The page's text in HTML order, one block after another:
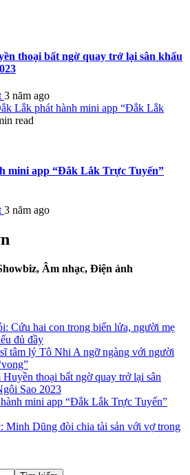
thoại bất ngờ quay trở lại sân khấu
3 năm ago
Lắk phát hành mini app “Đắk Lắk
read
mini app “Đắk Lắk Trực Tuyến”
3 năm ago
Âm nhạc, Điện ảnh
Cứu hai con trong biển lửa, người mẹ
đủ đầy
tâm lý Tô Nhi A ngỡ ngàng với người
thoại bất ngờ quay trở lại sân
Sao 2023
mini app “Đắk Lắk Trực Tuyến”
Minh Dũng đòi chia tài sản với vợ trong